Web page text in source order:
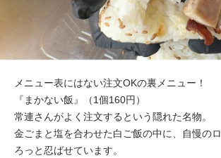
メニュー表にはない注文OKの裏メニュー！
『まかない飯』（1個160円）
常連さんがよく注文するという隠れた名物。
金ごまと塩を合わせた白ご飯の中に、自慢の
ろっと忍ばせています。